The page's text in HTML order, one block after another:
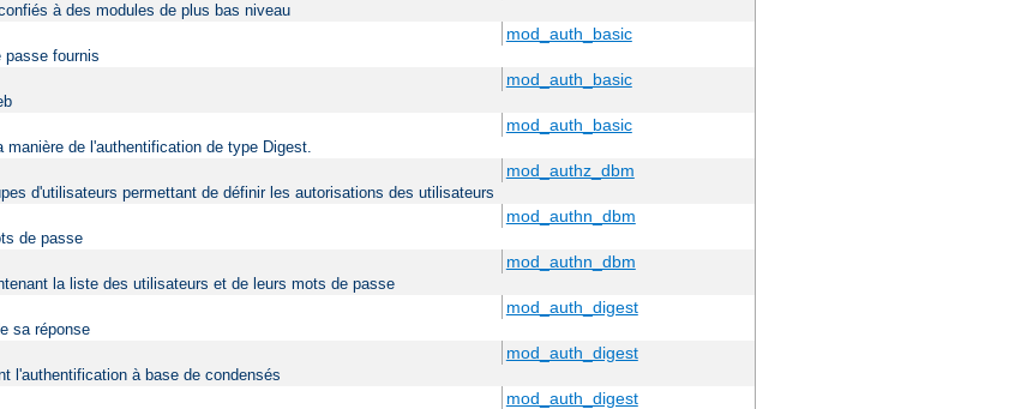
à des modules de plus bas niveau
mod_auth_basic
passe fournis
mod_auth_basic
mod_auth_basic
de l'authentification de type Digest.
mod_authz_dbm
d'utilisateurs permettant de définir les autorisations des utilisateurs
mod_authn_dbm
de passe
mod_authn_dbm
la liste des utilisateurs et de leurs mots de passe
mod_auth_digest
sa réponse
mod_auth_digest
l'authentification à base de condensés
mod_auth_digest